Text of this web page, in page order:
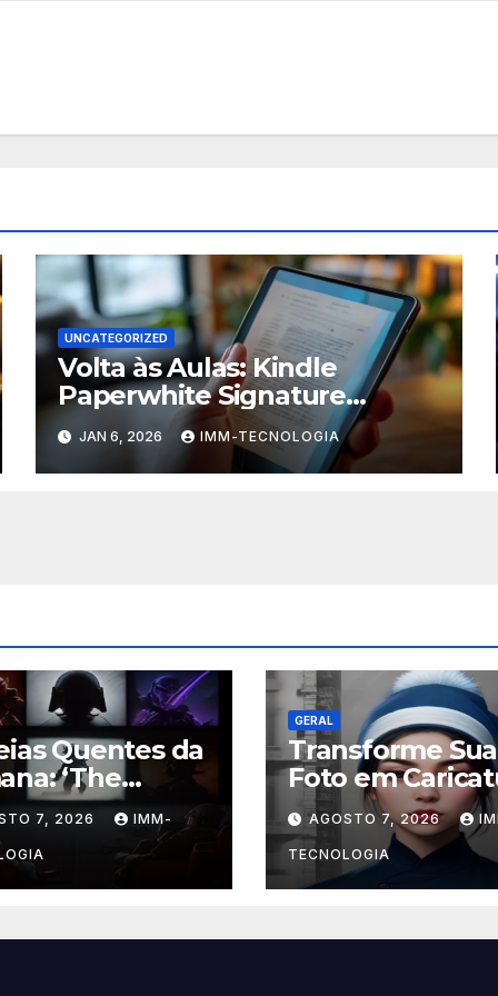
UNCATEGORIZED
Volta às Aulas: Kindle
Paperwhite Signature
Edition com Desconto
Imperdível para Turbinar
Seus Estudos!
JAN 6, 2026 IMM-TECNOLOGIA
Quentes da
‘The
&
Anunciado e
7, 2026 IMM-
GERAL
Transforme Sua
Foto em
Profissional
ChatGPT: A
Trend Digital
Explicada
AGOSTO 7, 2026
TECNOLOGIA